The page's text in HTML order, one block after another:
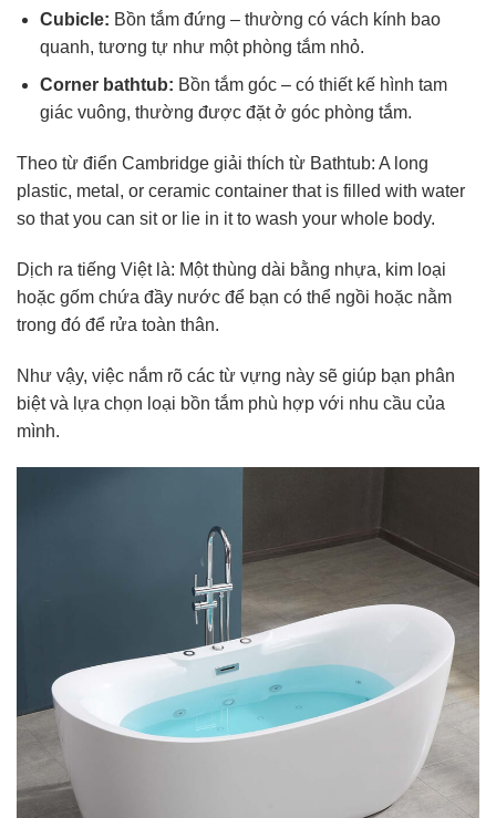
Cubicle: Bồn tắm đứng – thường có vách kính bao
quanh, tương tự như một phòng tắm nhỏ.
Corner bathtub: Bồn tắm góc – có thiết kế hình tam
giác vuông, thường được đặt ở góc phòng tắm.
Theo từ điển Cambridge giải thích từ Bathtub: A long
plastic, metal, or ceramic container that is filled with water
so that you can sit or lie in it to wash your whole body.
Dịch ra tiếng Việt là: Một thùng dài bằng nhựa, kim loại
hoặc gốm chứa đầy nước để bạn có thể ngồi hoặc nằm
trong đó để rửa toàn thân.
Như vậy, việc nắm rõ các từ vựng này sẽ giúp bạn phân
biệt và lựa chọn loại bồn tắm phù hợp với nhu cầu của
mình.